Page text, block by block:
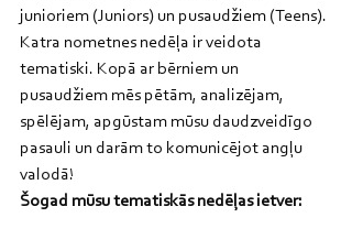
junioriem (Juniors) un pusaudžiem (Teens).
Katra nometnes nedēļa ir veidota
tematiski. Kopā ar bērniem un
pusaudžiem mēs pētām, analizējam,
spēlējam, apgūstam mūsu daudzveidīgo
pasauli un darām to komunicējot angļu
valodā!
Šogad mūsu tematiskās nedēļas ietver: